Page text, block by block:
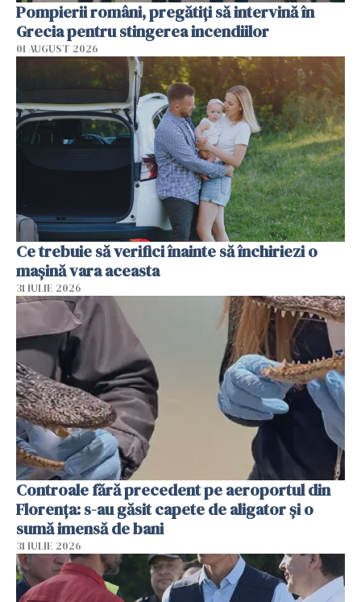
Pompierii români, pregătiţi să intervină în
Grecia pentru stingerea incendiilor
01 AUGUST 2026
Ce trebuie să verifici înainte să închiriezi o
mașină vara aceasta
31 IULIE 2026
Controale fără precedent pe aeroportul din
Florența: s-au găsit capete de aligator și o
sumă imensă de bani
31 IULIE 2026